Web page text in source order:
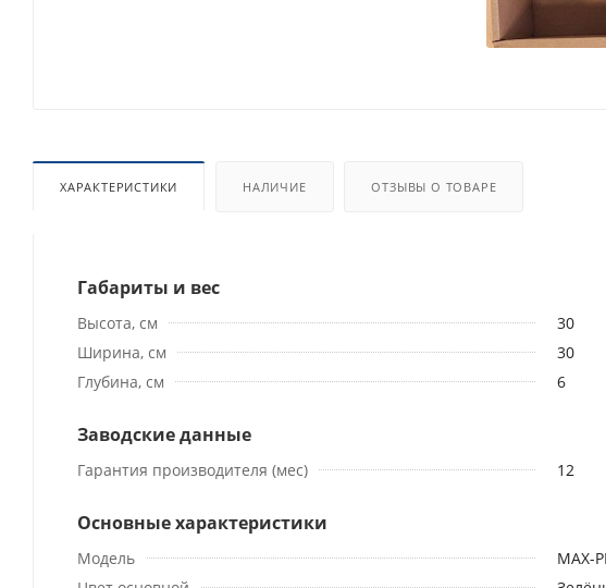
ХАРАКТЕРИСТИКИ НАЛИЧИЕ ОТЗЫВЫ О ТОВАРЕ
Габариты и вес
Высота, см
30
Ширина, см
30
Глубина, см
6
Заводские данные
Гарантия производителя (мес) 12
Основные характеристики
Модель
MAX-